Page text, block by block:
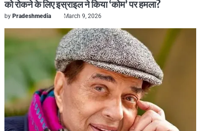
को रोकने के लिए इस्राइल ने किया ‘कोम’ पर हमला?
by Pradeshmedia March 9, 2026